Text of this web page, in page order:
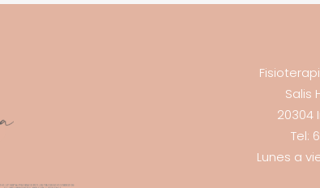
Salis
20304
Tel:
Lunes a